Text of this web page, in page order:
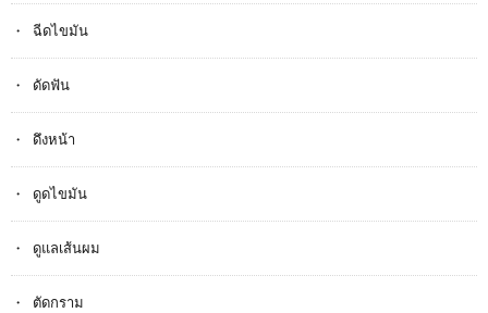
ฉีดไขมัน
ดัดฟัน
ดึงหน้า
ดูดไขมัน
ดูแลเส้นผม
ตัดกราม